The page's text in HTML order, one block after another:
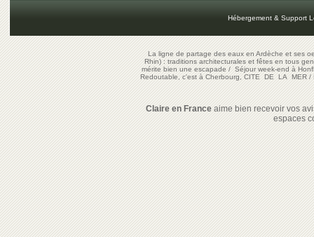
Hébergement & Support
La ligne de partage des eaux en Ardèche et ses
Rhin) : traditions architecturales et fêtes en tous
mérite bien une escapade/Séjour week-end à
Redoutable, c'est à Cherbourg, CITE DE LA MER/
Claire en Franceaime bien recevoir vos
espaces